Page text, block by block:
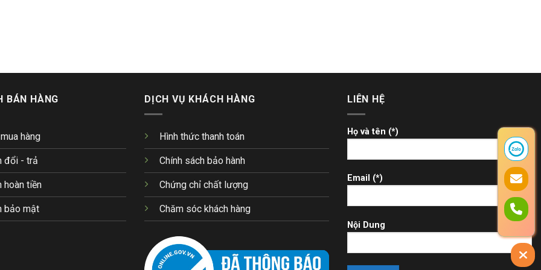
BÁN HÀNG
hàng
đổi - trả
hoàn tiền
bảo mật
DỊCH VỤ KHÁCH HÀNG
Hình thức thanh toán
Chính sách bảo hành
Chứng chỉ chất lượng
Chăm sóc khách hàng
LIÊN HỆ
Họ và tên (*)
Email (*)
Nội Dung